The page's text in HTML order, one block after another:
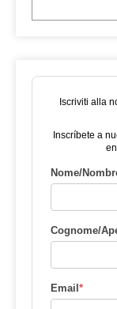
Iscriviti alla
Inscríbete a
Nome/
Cognome/
Email*